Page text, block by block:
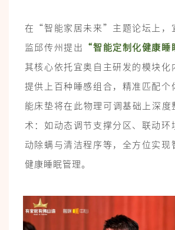
在“智能家居未来”主题论坛上，
监邱传州提出 “智能定制化健康睡
其核心依托宜奥自主研发的模块化
提供上百种睡感组合，精准匹配个
能床垫将在此物理可调基础上深度
术：如动态调节支撑分区、联动环
动除螨与清洁程序等，全方位实现
健康睡眠管理。